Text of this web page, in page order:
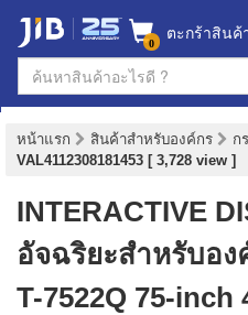
0 ตะกร้าสินค้
หน้าแรก สินค้าสำหรับองค์กร ก
VAL4112308181453 [ 3,728 view ]
INTERACTIVE
อัจฉริยะสำหรับอง
T-7522Q 75-inch